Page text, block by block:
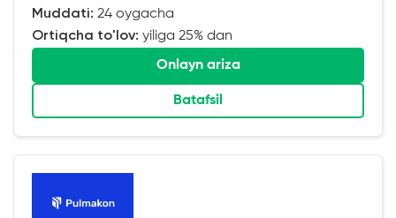
O‘zini o‘zi band qilganlar uchun onlayn
kredit
Muddati: 24 oygacha
Ortiqcha to'lov: yiliga 25% dan
Onlayn ariza
Batafsil